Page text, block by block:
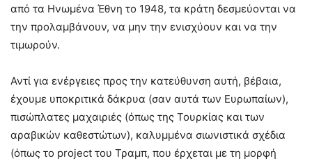
από τα Ηνωμένα Έθνη το 1948, τα κράτη δεσμεύονται να
την προλαμβάνουν, να μην την ενισχύουν και να την
τιμωρούν.
Αντί για ενέργειες προς την κατεύθυνση αυτή, βέβαια,
έχουμε υποκριτικά δάκρυα (σαν αυτά των Ευρωπαίων),
πισώπλατες μαχαιριές (όπως της Τουρκίας και των
αραβικών καθεστώτων), καλυμμένα σιωνιστικά σχέδια
(όπως το project του Τραμπ, που έρχεται με τη μορφή